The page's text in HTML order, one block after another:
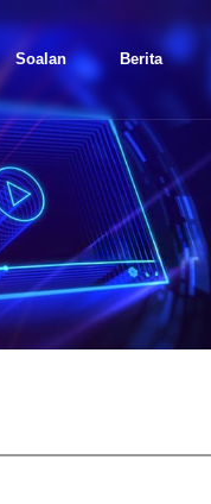
Soalan
Lazim
Berita